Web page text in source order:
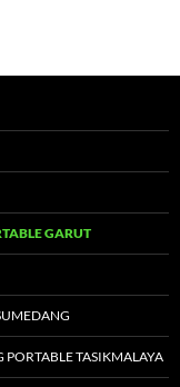
GARUT
PORTABLE TASIKMALAYA